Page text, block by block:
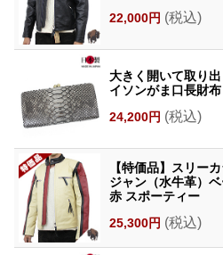
22,000円 (税込)
大きく開いて取り
イソンがま口長財布
24,200円 (税込)
【特価品】スリー
ジャン（水牛革）
赤 スポーティー
25,300円 (税込)